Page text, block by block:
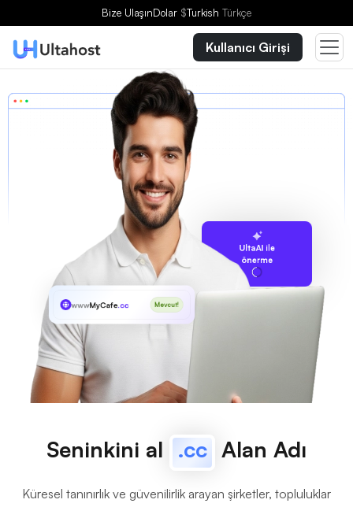
Bize UlaşınDolar $Turkish Türkçe
Kullanıcı Girişi
UltaAI ile
önerme
wwwMyCafe.cc Mevcut!
Seninkini al .cc Alan Adı
Küresel tanınırlık ve güvenilirlik arayan şirketler, topluluklar